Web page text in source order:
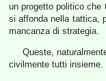
un progetto politico che
si affonda nella tattica,
mancanza di strategia.
Queste,
civilmente tutti insieme.